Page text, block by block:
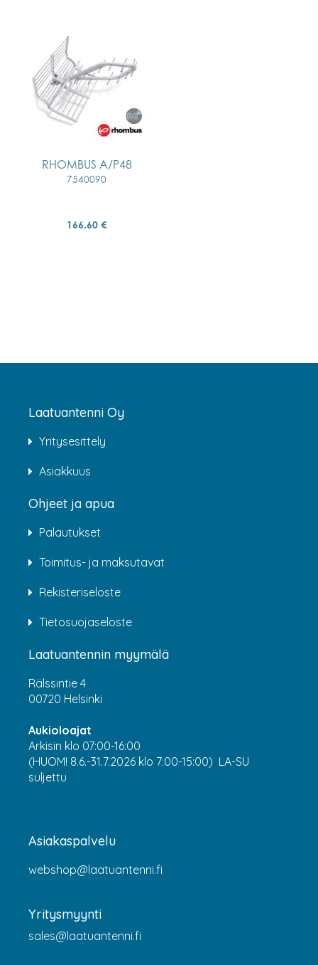
RHOMBUS A/P48
7540090
166.60 €
Laatuantenni Oy
Yritysesittely
Asiakkuus
Ohjeet ja apua
Palautukset
Toimitus- ja maksutavat
Rekisteriseloste
Tietosuojaseloste
Laatuantennin myymälä
Rälssintie 4
00720 Helsinki
Aukioloajat
Arkisin klo 07:00-16:00
(HUOM! 8.6.-31.7.2026 klo 7:00-15:00) LA-SU
suljettu
Asiakaspalvelu
webshop@laatuantenni.fi
Yritysmyynti
sales@laatuantenni.fi